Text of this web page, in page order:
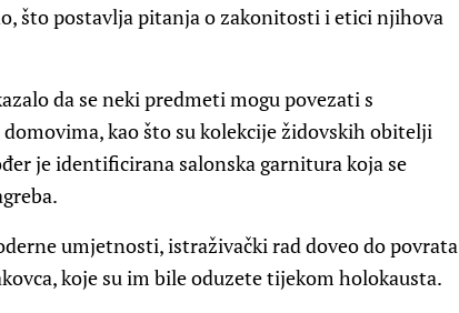
što postavlja pitanja o zakonitosti i etici njihova
da se neki predmeti mogu povezati s
kao što su kolekcije židovskih obitelji
je identificirana salonska garnitura koja se
umjetnosti, istraživački rad doveo do povrata
koje su im bile oduzete tijekom holokausta.